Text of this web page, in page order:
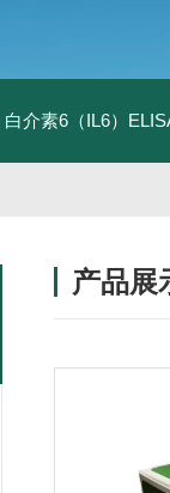
白介素6（IL6）
产品展